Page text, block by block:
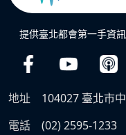
提供臺北都會第一手資
地址
104027 臺北市
電話
(02) 2595-1233